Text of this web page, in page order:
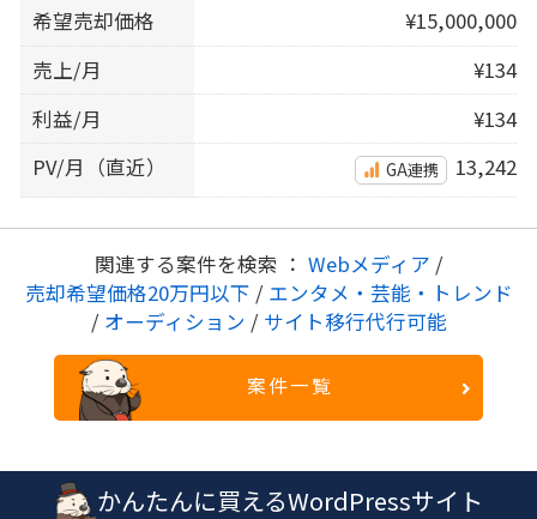
希望売却価格
¥15,000,000
売上/月
¥134
利益/月
¥134
PV/月（直近）
GA連携 13,242
関連する案件を検索 ： Webメディア /
売却希望価格20万円以下 / エンタメ・芸能・トレンド
/ オーディション / サイト移行代行可能
案件一覧
かんたんに買えるWordPressサイト